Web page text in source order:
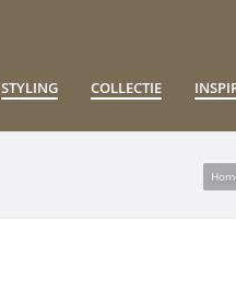
STYLING COLLECTIE